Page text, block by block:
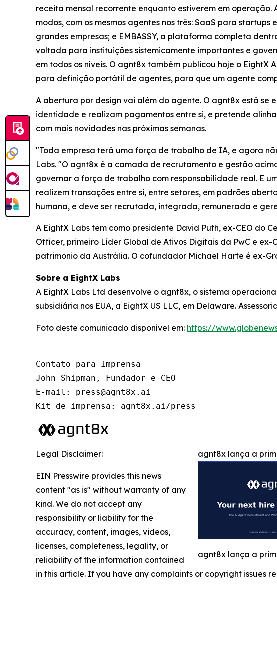
receita mensal recorrente enquanto estiverem em
modos, com os mesmos agentes nos três: SaaS para
grandes empresas; e EMBASSY, a plataforma completa
voltada para instituições sistemicamente importantes e
em todos os níveis. O agnt8x também publicou hoje o EightX
para definição portátil de agentes, para que um agente
A abertura por design vai além do agente. O agnt8x está se
identidade e realizam pagamentos entre si, e pretende
com mais novidades nas próximas semanas.
"Toda empresa terá uma força de trabalho de IA, e agora
Labs. "O agnt8x é a camada de recrutamento e gestão
governar a força de trabalho com responsabilidade real. E
realizem transações entre si, entre setores, em padrões
humana, e deve ser recrutada, integrada, remunerada e
A EightX Labs tem como presidente David Puth, ex-CEO do
Officer, primeiro Líder Global de Ativos Digitais da PwC e
patrimônio da Austrália. O cofundador Michael Harte é ex-
Sobre a EightX Labs
A EightX Labs Ltd desenvolve o agnt8x, o sistema
subsidiária nos EUA, a EightX US LLC, em Delaware.
Foto deste comunicado disponível em: https://
Contato para Imprensa
John Shipman, Fundador e CEO
E-mail: press@agnt8x.ai
Kit de imprensa: agnt8x.ai/press
agnt8x lança a
agnt8x lança a
Legal Disclaimer:
EIN Presswire provides this news
content "as is" without warranty of any
kind. We do not accept any
responsibility or liability for the
accuracy, content, images, videos,
licenses, completeness, legality, or
reliability of the information contained
in this article. If you have any complaints or copyright issues